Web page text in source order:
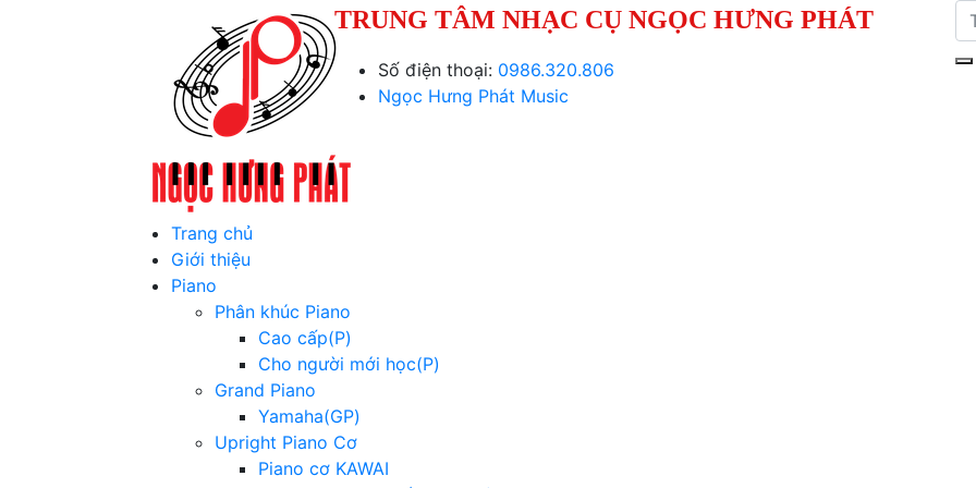
TRUNG TÂM NHẠC CỤ NGỌC HƯNG PHÁT
Số điện thoại: 0986.320.806
Ngọc Hưng Phát Music
Trang chủ
Giới thiệu
Piano
Phân khúc Piano
Cao cấp(P)
Cho người mới học(P)
Grand Piano
Yamaha(GP)
Upright Piano Cơ
Piano cơ KAWAI